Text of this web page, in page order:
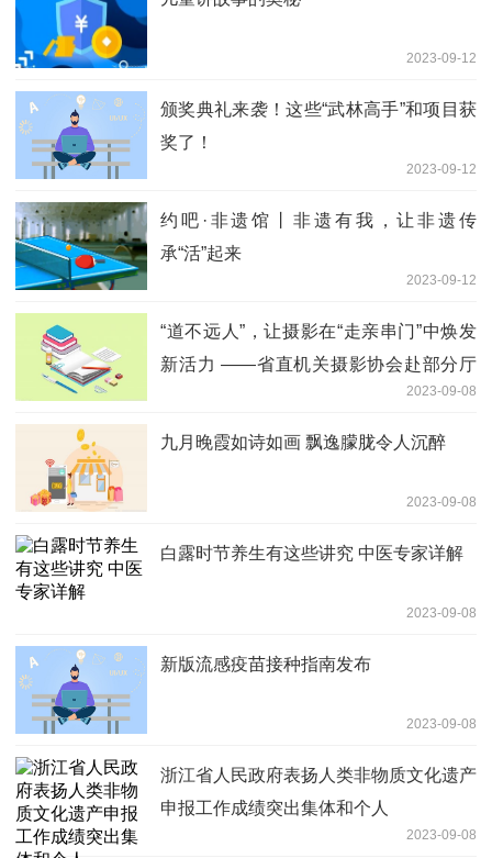
2023-09-12
颁奖典礼来袭！这些“武林高手”和项目获
奖了！
2023-09-12
约吧·非遗馆丨非遗有我，让非遗传
承“活”起来
2023-09-12
“道不远人”，让摄影在“走亲串门”中焕发
新活力 ——省直机关摄影协会赴部分厅
2023-09-08
九月晚霞如诗如画 飘逸朦胧令人沉醉
2023-09-08
白露时节养生有这些讲究 中医专家详解
2023-09-08
新版流感疫苗接种指南发布
2023-09-08
浙江省人民政府表扬人类非物质文化遗产
申报工作成绩突出集体和个人
2023-09-08